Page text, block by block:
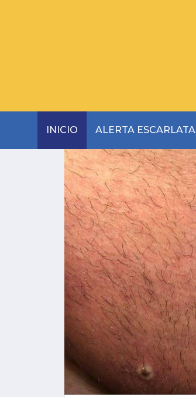
INICIO ALERTA ESCARLATA